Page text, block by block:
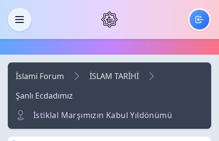
Skip to main content
Menü
İslami Forum
İSLAM TARİHİ
Şanlı Ecdadımız
İstiklal Marşımızın Kabul Yıldönümü